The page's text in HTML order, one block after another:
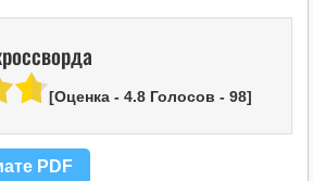
[Оценка - 4.8Голосов - 98]
PDF